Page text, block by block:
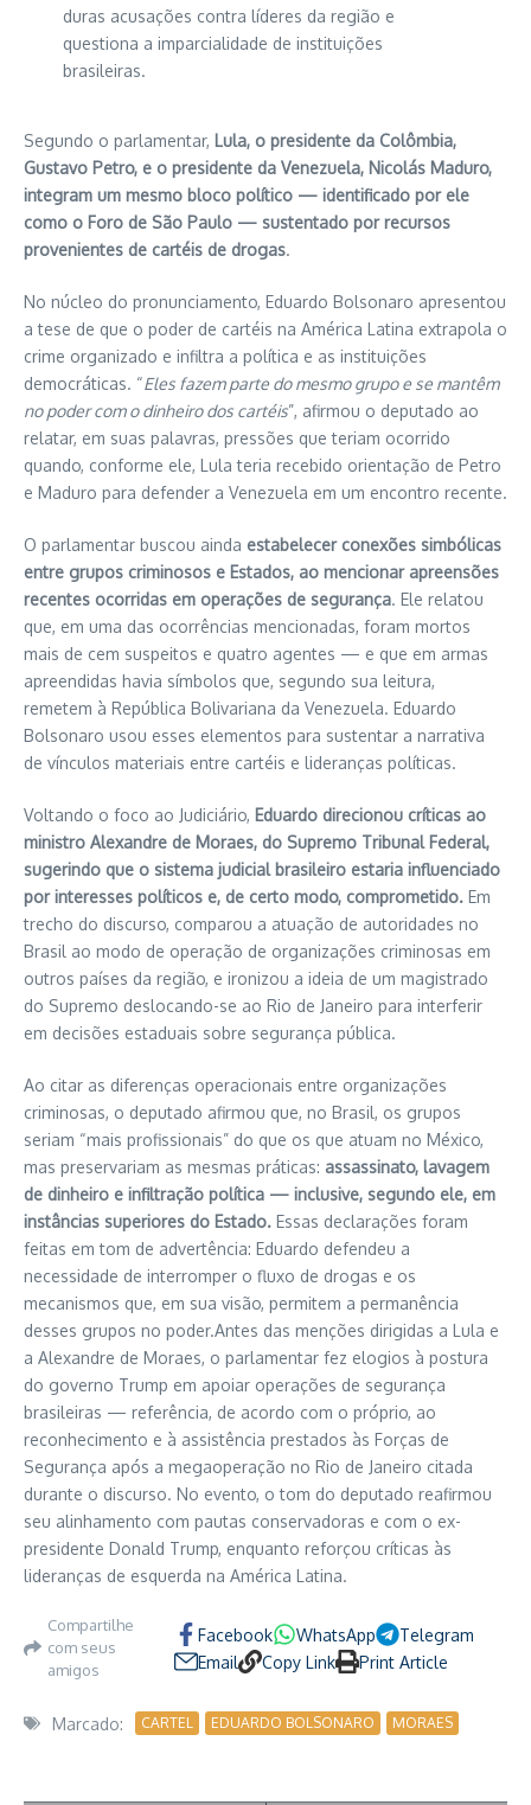
duras acusações contra líderes da região e
questiona a imparcialidade de instituições
brasileiras.
Segundo o parlamentar, Lula, o presidente da Colômbia,
Gustavo Petro, e o presidente da Venezuela, Nicolás Maduro,
integram um mesmo bloco político — identificado por ele
como o Foro de São Paulo — sustentado por recursos
provenientes de cartéis de drogas.
No núcleo do pronunciamento, Eduardo Bolsonaro apresentou
a tese de que o poder de cartéis na América Latina extrapola o
crime organizado e infiltra a política e as instituições
democráticas. “Eles fazem parte do mesmo grupo e se mantêm
no poder com o dinheiro dos cartéis”, afirmou o deputado ao
relatar, em suas palavras, pressões que teriam ocorrido
quando, conforme ele, Lula teria recebido orientação de Petro
e Maduro para defender a Venezuela em um encontro recente.
O parlamentar buscou ainda estabelecer conexões simbólicas
entre grupos criminosos e Estados, ao mencionar apreensões
recentes ocorridas em operações de segurança. Ele relatou
que, em uma das ocorrências mencionadas, foram mortos
mais de cem suspeitos e quatro agentes — e que em armas
apreendidas havia símbolos que, segundo sua leitura,
remetem à República Bolivariana da Venezuela. Eduardo
Bolsonaro usou esses elementos para sustentar a narrativa
de vínculos materiais entre cartéis e lideranças políticas.
Voltando o foco ao Judiciário, Eduardo direcionou críticas ao
ministro Alexandre de Moraes, do Supremo Tribunal Federal,
sugerindo que o sistema judicial brasileiro estaria influenciado
por interesses políticos e, de certo modo, comprometido. Em
trecho do discurso, comparou a atuação de autoridades no
Brasil ao modo de operação de organizações criminosas em
outros países da região, e ironizou a ideia de um magistrado
do Supremo deslocando-se ao Rio de Janeiro para interferir
em decisões estaduais sobre segurança pública.
Ao citar as diferenças operacionais entre organizações
criminosas, o deputado afirmou que, no Brasil, os grupos
seriam “mais profissionais” do que os que atuam no México,
mas preservariam as mesmas práticas: assassinato, lavagem
de dinheiro e infiltração política — inclusive, segundo ele, em
instâncias superiores do Estado. Essas declarações foram
feitas em tom de advertência: Eduardo defendeu a
necessidade de interromper o fluxo de drogas e os
mecanismos que, em sua visão, permitem a permanência
desses grupos no poder.Antes das menções dirigidas a Lula e
a Alexandre de Moraes, o parlamentar fez elogios à postura
do governo Trump em apoiar operações de segurança
brasileiras — referência, de acordo com o próprio, ao
reconhecimento e à assistência prestados às Forças de
Segurança após a megaoperação no Rio de Janeiro citada
durante o discurso. No evento, o tom do deputado reafirmou
seu alinhamento com pautas conservadoras e com o ex-
presidente Donald Trump, enquanto reforçou críticas às
lideranças de esquerda na América Latina.
Compartilhe
com seus
amigos
Facebook WhatsApp
Telegram
Email
Copy Link Print Article
Marcado: CARTEL EDUARDO BOLSONARO MORAES